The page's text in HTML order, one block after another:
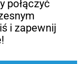
połączyć
i zapewnij